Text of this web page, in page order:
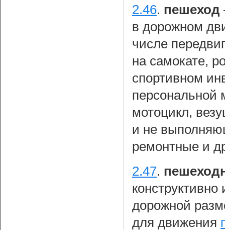
2.46. пешеход
в дорожном
числе
на самокате,
спортивном
персональной
мотоцикл,
и не
ремонтные и
2.47.
дорожной
для движения